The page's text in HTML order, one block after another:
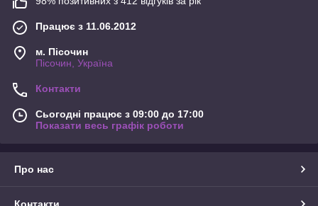
Працює з 11.06.2012
м. Пісочин
Пісочин, Україна
Контакти
Сьогодні працює з 09:00 до 17:00
Показати весь графік роботи
Про нас